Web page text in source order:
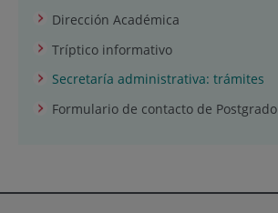
Dirección Académica
Tríptico informativo
Secretaría administrativa: trámites
Formulario de contacto de Postgrado